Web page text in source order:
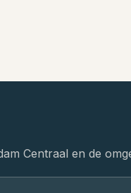
Centraal en de